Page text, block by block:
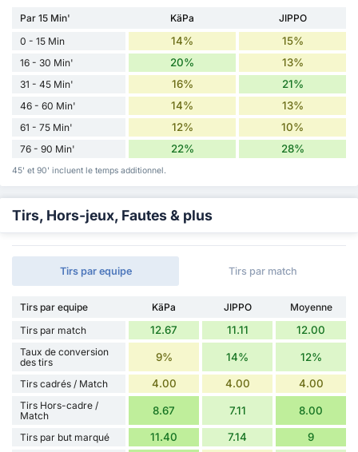
Par 15 Min' KäPa
JIPPO
0 - 15 Min
14% 15%
16 - 30 Min' 20% 13%
31 - 45 Min' 16% 21%
46 - 60 Min' 14% 13%
61 - 75 Min' 12% 10%
76 - 90 Min' 22% 28%
45' et 90' incluent le temps additionnel.
Tirs, Hors-jeux, Fautes & plus
Tirs par equipe Tirs par match
Tirs par equipe KäPa JIPPO
Moyenne
Tirs par match
12.67 11.11 12.00
Taux de conversion
des tirs
9% 14% 12%
Tirs cadrés / Match 4.00 4.00 4.00
Tirs Hors-cadre /
Match
8.67 7.11 8.00
Tirs par but marqué 11.40 7.14 9